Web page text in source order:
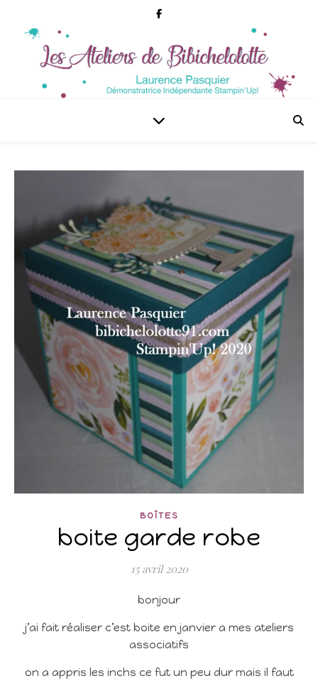
BOÎTES
boite garde robe
15 avril 2020
bonjour
j’ai fait réaliser c’est boite en janvier a mes ateliers
associatifs
on a appris les inchs ce fut un peu dur mais il faut